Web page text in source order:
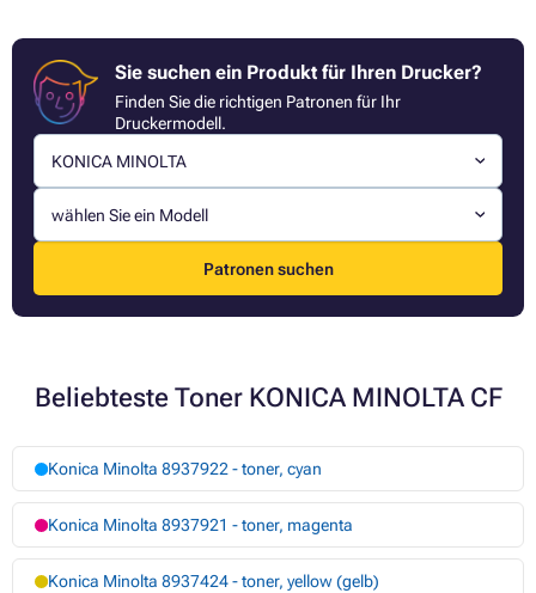
Sie suchen ein Produkt für Ihren Drucker?
Finden Sie die richtigen Patronen für Ihr
Druckermodell.
KONICA MINOLTA
wählen Sie ein Modell
Patronen suchen
Beliebteste Toner KONICA MINOLTA CF
Konica Minolta 8937922 - toner, cyan
Konica Minolta 8937921 - toner, magenta
Konica Minolta 8937424 - toner, yellow (gelb)